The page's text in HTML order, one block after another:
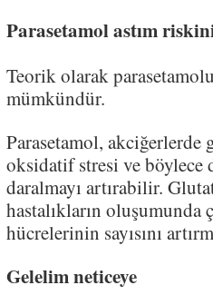
Parasetamol astım
Teorik olarak
mümkündür.
Parasetamol, akciğerlerde
oksidatif stresi ve böylece
daralmayı artırabilir.
hastalıkların
hücrelerinin sayısını
Gelelim neticeye